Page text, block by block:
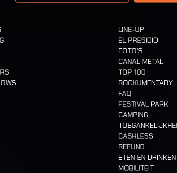
LINE-UP
EL PRESIDIO
FOTO'S
CANAL METAL
TOP 100
ROCKUMENTARY
FAQ
FESTIVAL PARK
CAMPING
CASHLESS
REFUND
ETEN EN DRINKEN
MOBILITEIT